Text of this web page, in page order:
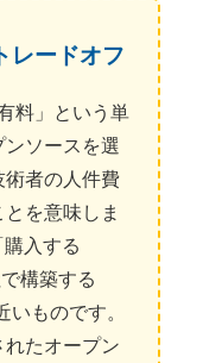
レードオフ
料」という単
ソースを選
者の人件費
を意味しま
入する
構築する
ものです。
たオープン